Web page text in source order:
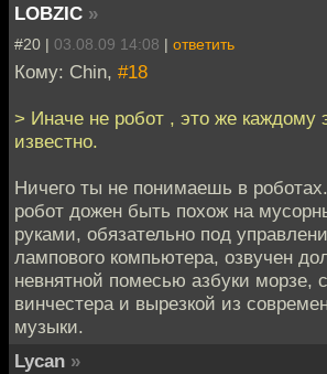
LOBZIC »
#20 | 03.08.09 14:08 | ответить
Кому: Chin, #18
> Иначе не робот , это же каждому
известно.
Ничего ты не понимаешь в
робот дожен быть похож на
руками, обязательно под
лампового компьютера, озвучен
невнятной помесью азбуки морзе,
винчестера и вырезкой из
музыки.
Lycan »